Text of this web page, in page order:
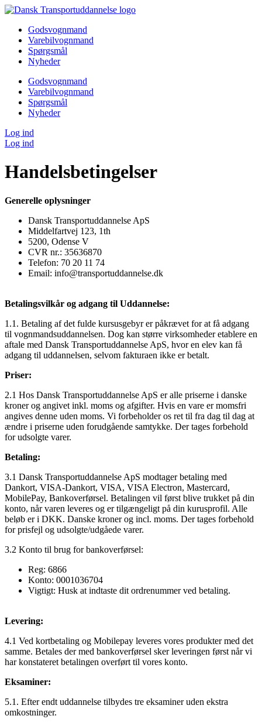
Videre
indholdGodsvognmand
Varebilvognmand
Spørgsmål
Nyheder
Godsvognmand
Varebilvognmand
Spørgsmål
Nyheder
Log ind
Log ind
Handelsbetingelser
Generelle oplysninger
Dansk Transportuddannelse ApS
Middelfartvej 123, 1th
5200, Odense V
CVR nr.: 35636870
Telefon: 70 20 11 74
Email: info@transportuddannelse.dk
Betalingsvilkår og adgang til Uddannelse:
1.1. Betaling af det fulde kursusgebyr er påkrævet for at få adgang
til vognmandsuddannelsen. Dog kan større virksomheder etablere en
aftale med Dansk Transportuddannelse ApS, hvor en elev kan få
adgang til uddannelsen, selvom fakturaen ikke er betalt.
Priser:
2.1 Hos Dansk Transportuddannelse ApS er alle priserne i danske
kroner og angivet inkl. moms og afgifter. Hvis en vare er momsfri
angives denne uden moms. Vi forbeholder os ret til fra dag til dag at
ændre i priserne uden forudgående samtykke. Der tages forbehold
for udsolgte varer.
Betaling:
3.1 Dansk Transportuddannelse ApS modtager betaling med
Dankort, VISA-Dankort, VISA, VISA Electron, Mastercard,
MobilePay, Bankoverførsel. Betalingen vil først blive trukket på din
konto, når varen leveres og er tilgængeligt på din kurusprofil. Alle
beløb er i DKK. Danske kroner og incl. moms. Der tages forbehold
for prisfejl og udsolgte/udgåede varer.
3.2 Konto til brug for bankoverførsel:
Reg: 6866
Konto: 0001036704
Vigtigt: Husk at indtaste dit ordrenummer ved betaling.
Levering:
4.1 Ved kortbetaling og Mobilepay leveres vores produkter med det
samme. Betales der med bankoverførsel sker leveringen først når vi
har konstateret betalingen overført til vores konto.
Eksaminer:
5.1. Efter endt uddannelse tilbydes tre eksaminer uden ekstra
omkostninger.